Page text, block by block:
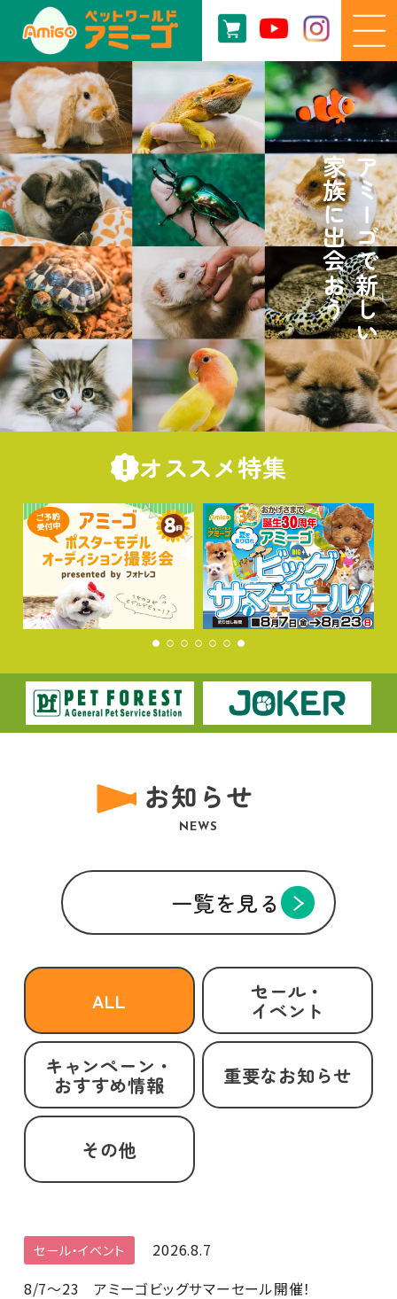
アミーゴで新しい
家族に出会おう
オススメ特集
お知らせ
NEWS
一覧を見る
ALL セール・
イベント
キャンペーン・
おすすめ情報 重要なお知らせ
その他
セール・イベント
2026.8.7
8/7～23 アミーゴビッグサマーセール開催！